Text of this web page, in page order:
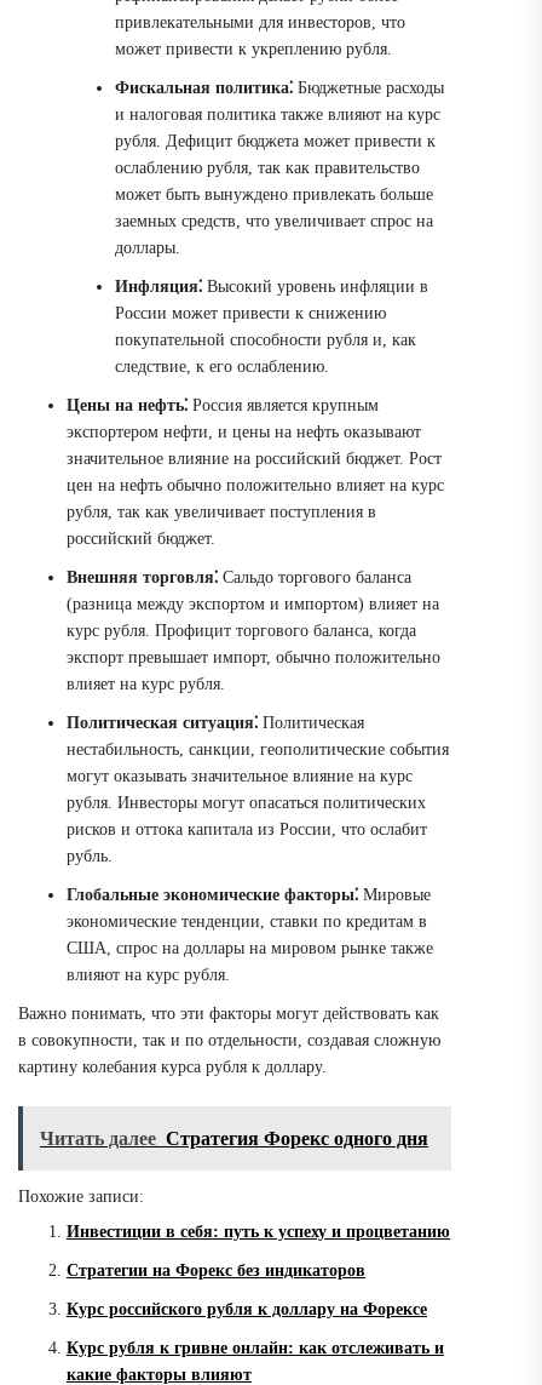
привлекательными для инвесторов, что
может привести к укреплению рубля.
Фискальная политика⁚ Бюджетные расходы
и налоговая политика также влияют на курс
рубля. Дефицит бюджета может привести к
ослаблению рубля, так как правительство
может быть вынуждено привлекать больше
заемных средств, что увеличивает спрос на
доллары.
Инфляция⁚ Высокий уровень инфляции в
России может привести к снижению
покупательной способности рубля и, как
следствие, к его ослаблению.
Цены на нефть⁚ Россия является крупным
экспортером нефти, и цены на нефть оказывают
значительное влияние на российский бюджет. Рост
цен на нефть обычно положительно влияет на курс
рубля, так как увеличивает поступления в
российский бюджет.
Внешняя торговля⁚ Сальдо торгового баланса
(разница между экспортом и импортом) влияет на
курс рубля. Профицит торгового баланса, когда
экспорт превышает импорт, обычно положительно
влияет на курс рубля.
Политическая ситуация⁚ Политическая
нестабильность, санкции, геополитические события
могут оказывать значительное влияние на курс
рубля. Инвесторы могут опасаться политических
рисков и оттока капитала из России, что ослабит
рубль.
Глобальные экономические факторы⁚ Мировые
экономические тенденции, ставки по кредитам в
США, спрос на доллары на мировом рынке также
влияют на курс рубля.
Важно понимать, что эти факторы могут действовать как
в совокупности, так и по отдельности, создавая сложную
картину колебания курса рубля к доллару.
Читать далее Стратегия Форекс одного дня
Похожие записи:
Инвестиции в себя: путь к успеху и процветанию
Стратегии на Форекс без индикаторов
Курс российского рубля к доллару на Форексе
Курс рубля к гривне онлайн: как отслеживать и
какие факторы влияют